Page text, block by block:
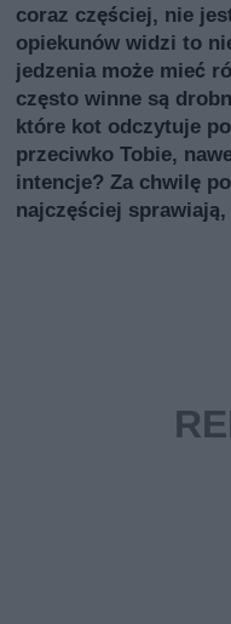
coraz częściej, nie
opiekunów widzi to
jedzenia może mieć
często winne są
które kot odczytuje
przeciwko Tobie,
intencje? Za chwilę
najczęściej